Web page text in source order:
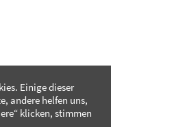
Einige dieser
andere helfen uns,
klicken, stimmen